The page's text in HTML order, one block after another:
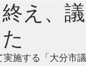
え、
施する「大分市